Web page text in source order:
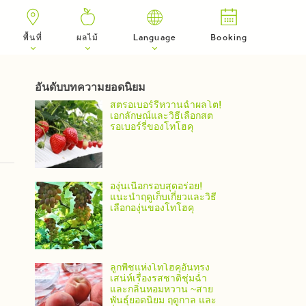
พื้นที่ ผลไม้ Language Booking
อันดับบทความยอดนิยม
สตรอเบอร์รี่หวานฉ่ำผลโต!
เอกลักษณ์และวิธีเลือกสต
รอเบอร์รี่ของโทโฮคุ
องุ่นเนื้อกรอบสุดอร่อย!
แนะนำฤดูเก็บเกี่ยวและวิธี
เลือกองุ่นของโทโฮคุ
ลูกพีชแห่งโทโฮคุอันทรง
เสน่ห์เรื่องรสชาติชุ่มฉ่ำ
และกลิ่นหอมหวาน ~สาย
พันธุ์ยอดนิยม ฤดูกาล และ